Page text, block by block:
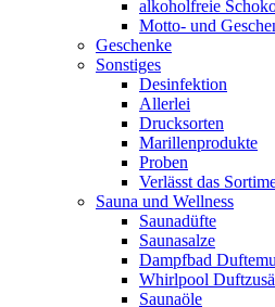
alkoholfreie
Motto- und
Geschenke
Sonstiges
Desinfektion
Allerlei
Drucksorten
Marillenprodukte
Proben
Verlässt das
Sauna und Wellness
Saunadüfte
Saunasalze
Dampfbad
Whirlpool
Saunaöle